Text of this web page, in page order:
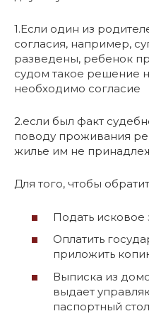
1.Если один из
согласия, например,
разведены, ребенок
судом такое решение
необходимо согласие
2.если был факт
поводу проживания
жилье им не
Для того, чтобы
Подать исковое
Оплатить
приложить
Выписка из
выдает
паспортный стол